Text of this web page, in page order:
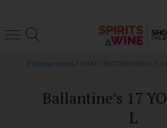
Početna strana / VISKI / ŠKOTSKI VISKI /
Ballantine’s 17
L